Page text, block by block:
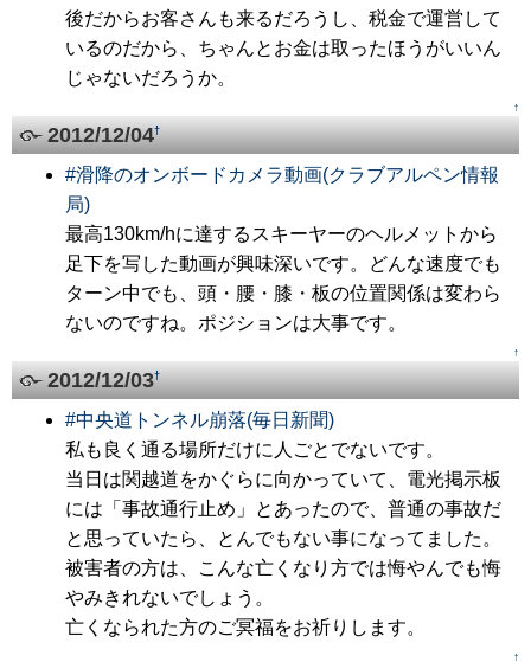
後だからお客さんも来るだろうし、税金で運営して
いるのだから、ちゃんとお金は取ったほうがいいん
じゃないだろうか。
↑
2012/12/04†
#滑降のオンボードカメラ動画(クラブアルペン情報
局)
最高130km/hに達するスキーヤーのヘルメットから
足下を写した動画が興味深いです。どんな速度でも
ターン中でも、頭・腰・膝・板の位置関係は変わら
ないのですね。ポジションは大事です。
↑
2012/12/03†
#中央道トンネル崩落(毎日新聞)
私も良く通る場所だけに人ごとでないです。
当日は関越道をかぐらに向かっていて、電光掲示板
には「事故通行止め」とあったので、普通の事故だ
と思っていたら、とんでもない事になってました。
被害者の方は、こんな亡くなり方では悔やんでも悔
やみきれないでしょう。
亡くなられた方のご冥福をお祈りします。
↑